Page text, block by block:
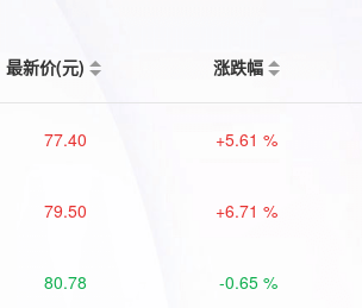
最新价(元) 涨跌幅
77.40 +5.61 %
79.50 +6.71 %
80.78 -0.65 %